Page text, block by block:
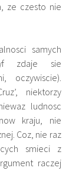
ze czesto nie
samych
zdaje sie
oczywiscie).
niektorzy
ludnosc
kraju, nie
Coz, nie raz
smieci z
raczej